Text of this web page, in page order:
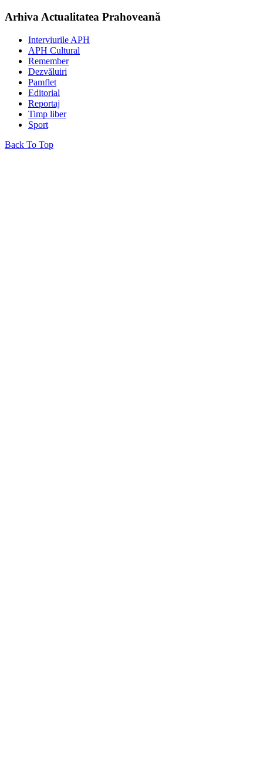
Arhiva Actualitatea Prahoveană
Interviurile APH
APH Cultural
Remember
Dezvăluiri
Pamflet
Editorial
Reportaj
Timp liber
Sport
Back To Top